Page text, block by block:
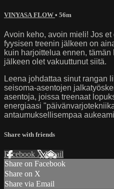
VINYASA FLOW • 56m
Avoin keho, avoin mieli! Jos
fyysisen treenin jälkeen on
kuin harjoittelua ennen,
jälkeen olet vakuuttunut siitä.
Leena johdattaa sinut rangan
seisoma-asentojen
asentoja, joissa treenaat
energiaasi
antaumuksellisempaa
Share with friends
Facebook XEmail
Share on Facebook
Share on X
Share via Email